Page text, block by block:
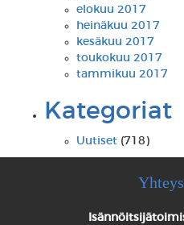
elokuu 2017
heinäkuu 2017
kesäkuu 2017
toukokuu 2017
tammikuu 2017
Kategoriat
Uutiset (718)